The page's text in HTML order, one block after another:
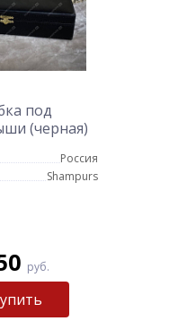
под
(черная)
Россия
Shampurs
руб.